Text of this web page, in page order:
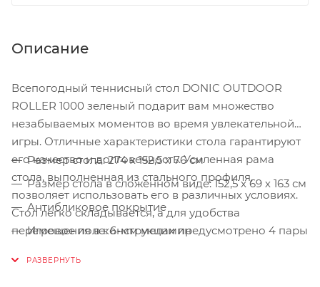
Описание
Всепогодный теннисный стол DONIC OUTDOOR
ROLLER 1000 зеленый подарит вам множество
незабываемых моментов во время увлекательной
игры. Отличные характеристики стола гарантируют
его качество и долговечность. Усиленная рама
стола, выполненная из стального профиля,
позволяет использовать его в различных условиях.
Стол легко складывается, а для удобства
перемещения в конструкции предусмотрено 4 пары
одиночной игры. Сетка не требует демонтажа при
Размер стола: 274 х 152,5 х 76 см
Размер стола в сложенном виде: 152,5 х 69 х 163 см
Антибликовое покрытие
Игровое поле: 6-мм меламин
Вес: 74 кг